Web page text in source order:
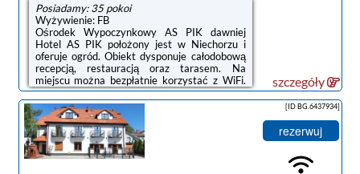
Posiadamy: 35 pokoi
Wyżywienie: FB
Ośrodek Wypoczynkowy AS PIK dawniej
Hotel AS PIK położony jest w Niechorzu i
oferuje ogród. Obiekt dysponuje całodobową
recepcją, restauracją oraz tarasem. Na
miejscu można bezpłatnie korzystać z WiFi.
W budynku obok hotelu znajduje się pokój
zabaw dla dzieci, który dostępny dla
wszystkich Gości.Wszystkie pokoje w hotelu
As Pik obejmują łazienkę, lodówkę, szafę oraz
telewizor. Z niektórych pokoi roztacza się
widok na morze.Codziennie rano w obiekcie
szczegóły
[ID BG.6437934]
rezerwuj